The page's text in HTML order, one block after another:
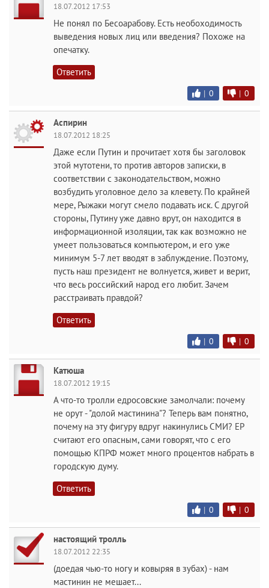
18.07.2012 17:53
Не понял по Бесоарабову. Есть необоходимость
выведения новых лиц или введения? Похоже на
опечатку.
Ответить
| 0 | 0
Аспирин
18.07.2012 18:25
Даже если Путин и прочитает хотя бы заголовок
этой мутотени, то против авторов записки, в
соответствии с законодательством, можно
возбудить уголовное дело за клевету. По крайней
мере, Рыжаки могут смело подавать иск. С другой
стороны, Путину уже давно врут, он находится в
информационной изоляции, так как возможно не
умеет пользоваться компьютером, и его уже
минимум 5-7 лет вводят в заблуждение. Поэтому,
пусть наш президент не волнуется, живет и верит,
что весь российский народ его любит. Зачем
расстраивать правдой?
Ответить
| 0 | 0
Катюша
18.07.2012 19:15
А что-то тролли едросовские замолчали: почему
не орут - "долой мастинина"? Теперь вам понятно,
почему на эту фигуру вдруг накинулись СМИ? ЕР
считают его опасным, сами говорят, что с его
помощью КПРФ может много процентов набрать в
городскую думу.
Ответить
| 0 | 0
настоящий тролль
18.07.2012 22:35
(доедая чью-то ногу и ковыряя в зубах) - нам
мастинин не мешает...